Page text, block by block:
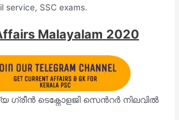
service, SSC exams.
Malayalam 2020
ഗ്രീൻ ടെക്നോളജി സെൻറർ നിലവിൽ